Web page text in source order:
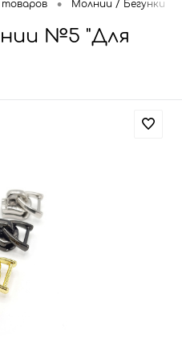
товаров • Молнии / Бегунки
№5 "Для